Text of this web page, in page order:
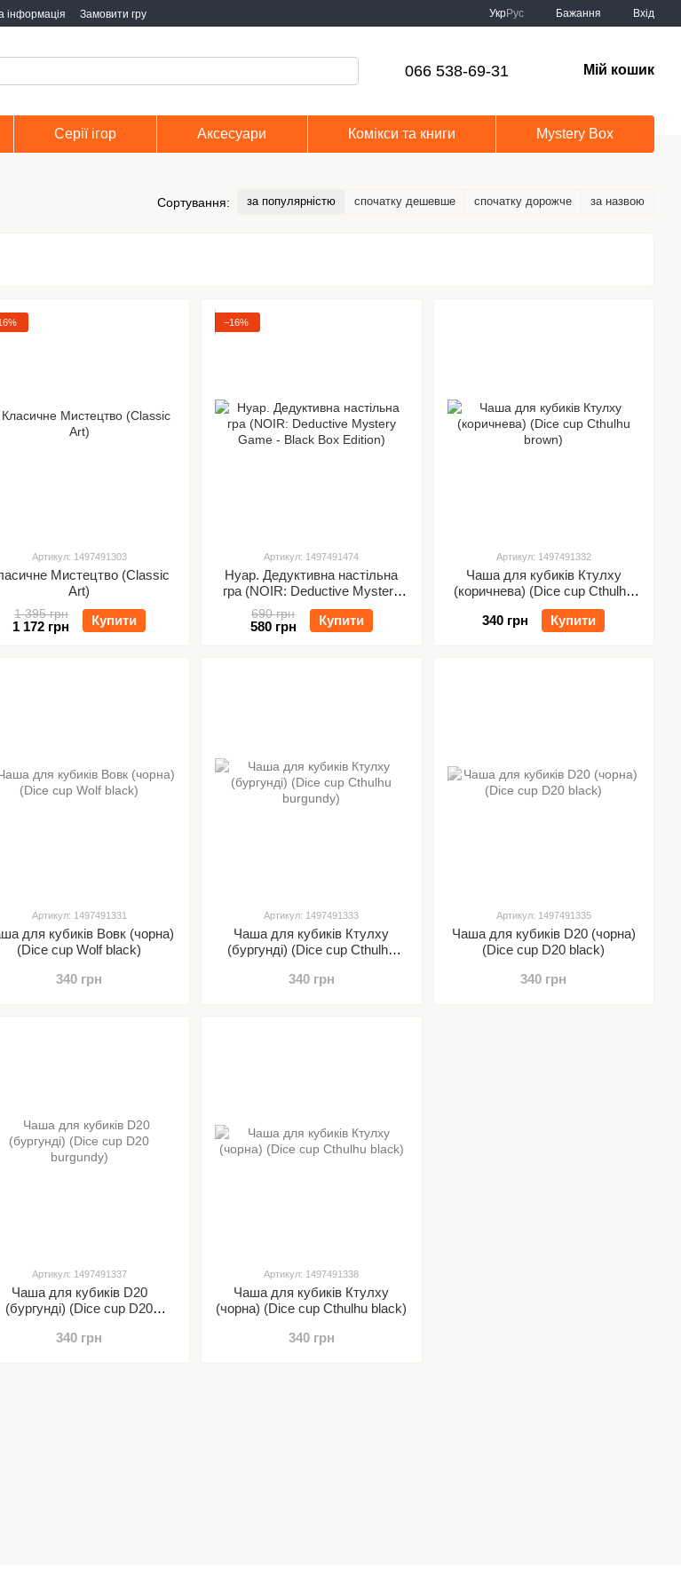
інформація Замовити гру УкрРус Бажання Вхід
066 538-69-31 Мій кошик
Серії ігор Аксесуари Комікси та книги Mystery Box
Сортування: за популярністю спочатку дешевше спочатку дорожче за назвою
Артикул: 1497491303
Мистецтво (Classic
Art)
1 395 грн
1 172 грн Купити
−16%
Артикул: 1497491474
Нуар. Дедуктивна настільна
гра (NOIR: Deductive Mystery
Game - Black Box Edition)
690 грн
580 грн Купити
Артикул: 1497491332
Чаша для кубиків Ктулху
(коричнева) (Dice cup Cthulhu
brown)
340 грн
Купити
Артикул: 1497491331
для кубиків Вовк (чорна)
(Dice cup Wolf black)
340 грн
Артикул: 1497491333
Чаша для кубиків Ктулху
(бургунді) (Dice cup Cthulhu
340 грн
Артикул: 1497491335
Чаша для кубиків D20 (чорна)
(Dice cup D20 black)
340 грн
Артикул: 1497491337
Чаша для кубиків D20
(бургунді) (Dice cup D20
340 грн
Артикул: 1497491338
Чаша для кубиків Ктулху
(чорна) (Dice cup Cthulhu black)
340 грн